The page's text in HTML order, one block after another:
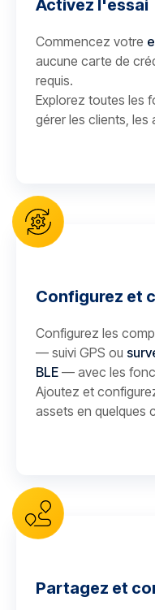
Activez l'essai
Commencez votre
aucune carte de
requis.
Explorez toutes les
gérer les clients, les
Configurez et
Configurez les
— suivi GPS ou
BLE — avec les
Ajoutez et
assets en quelques
Partagez et